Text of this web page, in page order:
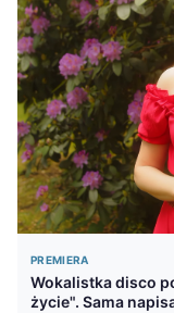
PREMIERA
Wokalistka disco
życie". Sama